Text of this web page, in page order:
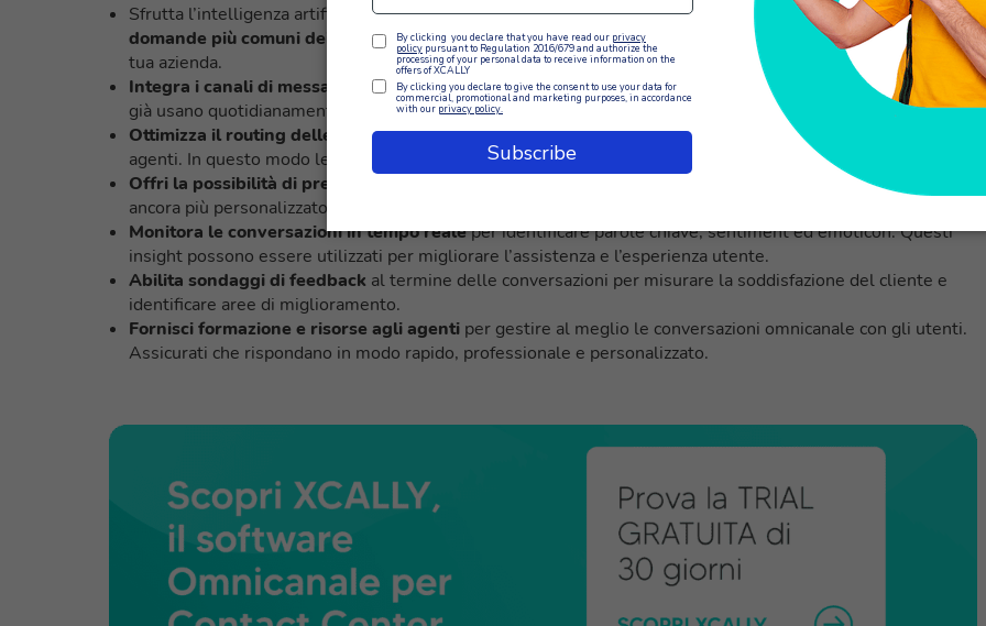
Sfrutta l’intelligenza artificiale di XCALLY per crearechatbot in grado di rispondere velocemente alle
domande più comuni dei clienti, riducendo i tempi di attesa. Personalizza i chatbot con la brand identity
tua azienda.
Integra i canali di messaggistica come WhatsApp per permettere ai clienti di comunicare tramite le app
già usano quotidianamente. Abilita le risposte rapide con opzioni preimpostate per velocizzare il servizio.
Ottimizza il routing delle chiamate in entratain base a competenze, disponibilità e lingue parlate dagli
agenti. In questo modo le chiamate vengono smistate nel minor tempo possibile all’operatore più adatto.
Offri la possibilità di prenotare una videochiamata
con un agente attraverso il sito web, per un servizio
ancora più personalizzato. Integra il calendario di XCALLY con quello aziendale.
Monitora le conversazioni in tempo realeper identificare parole chiave, sentiment ed emoticon. Questi
insight possono essere utilizzati per migliorare l’assistenza e l’esperienza utente.
Abilita sondaggi di feedback al termine delle conversazioni per misurare la soddisfazione del cliente e
identificare aree di miglioramento.
Fornisci formazione e risorse agli agenti per gestire al meglio le conversazioni omnicanale con gli utenti.
Assicurati che rispondano in modo rapido, professionale e personalizzato.